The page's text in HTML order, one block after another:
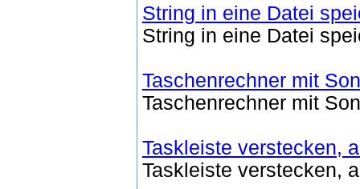
String in eine Datei
String in eine Datei
Taschenrechner mit
Taschenrechner mit
Taskleiste verstecken,
Taskleiste verstecken,